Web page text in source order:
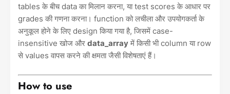
tables के बीच data का मिलान करना, या test scores के आधार पर
grades की गणना करना। function को लचीला और उपयोगकर्ता के
अनुकूल होने के लिए design किया गया है, जिसमें case-
insensitive खोज और data_array में किसी भी column या row
से values वापस करने की क्षमता जैसी विशेषताएं हैं।
How to use